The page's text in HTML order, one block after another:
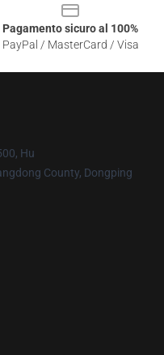
Pagamento sicuro al 100%
PayPal / MasterCard / Visa
Hu
County, Dongping